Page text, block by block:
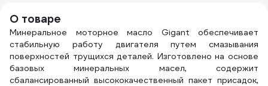
О товаре
Минеральное моторное масло Gigant обеспечивает
стабильную работу двигателя путем смазывания
поверхностей трущихся деталей. Изготовлено на основе
базовых минеральных масел, содержит
сбалансированный высококачественный пакет присадок,